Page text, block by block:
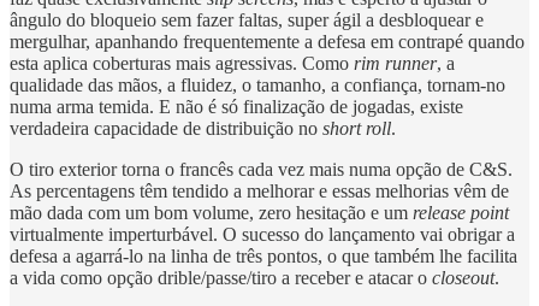
ângulo do bloqueio sem fazer faltas, super ágil a desbloquear e
mergulhar, apanhando frequentemente a defesa em contrapé quando
esta aplica coberturas mais agressivas. Como rim runner, a
qualidade das mãos, a fluidez, o tamanho, a confiança, tornam-no
numa arma temida. E não é só finalização de jogadas, existe
verdadeira capacidade de distribuição no short roll.
O tiro exterior torna o francês cada vez mais numa opção de C&S.
As percentagens têm tendido a melhorar e essas melhorias vêm de
mão dada com um bom volume, zero hesitação e um release point
virtualmente imperturbável. O sucesso do lançamento vai obrigar a
defesa a agarrá-lo na linha de três pontos, o que também lhe facilita
a vida como opção drible/passe/tiro a receber e atacar o closeout.